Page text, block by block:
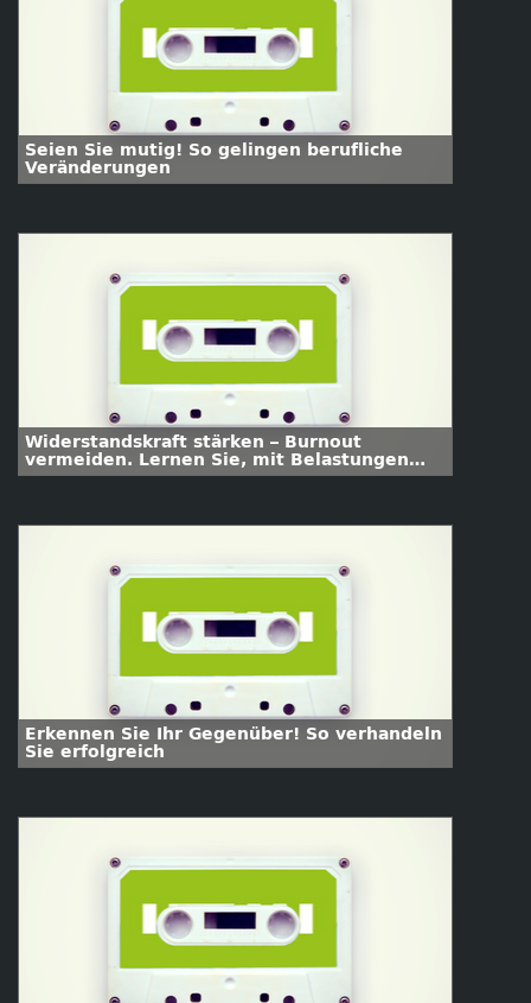
Seien Sie mutig! So gelingen berufliche
Veränderungen
Widerstandskraft stärken – Burnout
vermeiden. Lernen Sie, mit Belastungen
gelassen umzugehen.
Erkennen Sie Ihr Gegenüber! So verhandeln
Sie erfolgreich